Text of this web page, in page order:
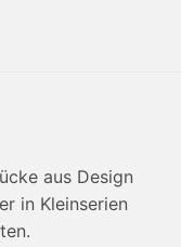
aus Design
in Kleinserien